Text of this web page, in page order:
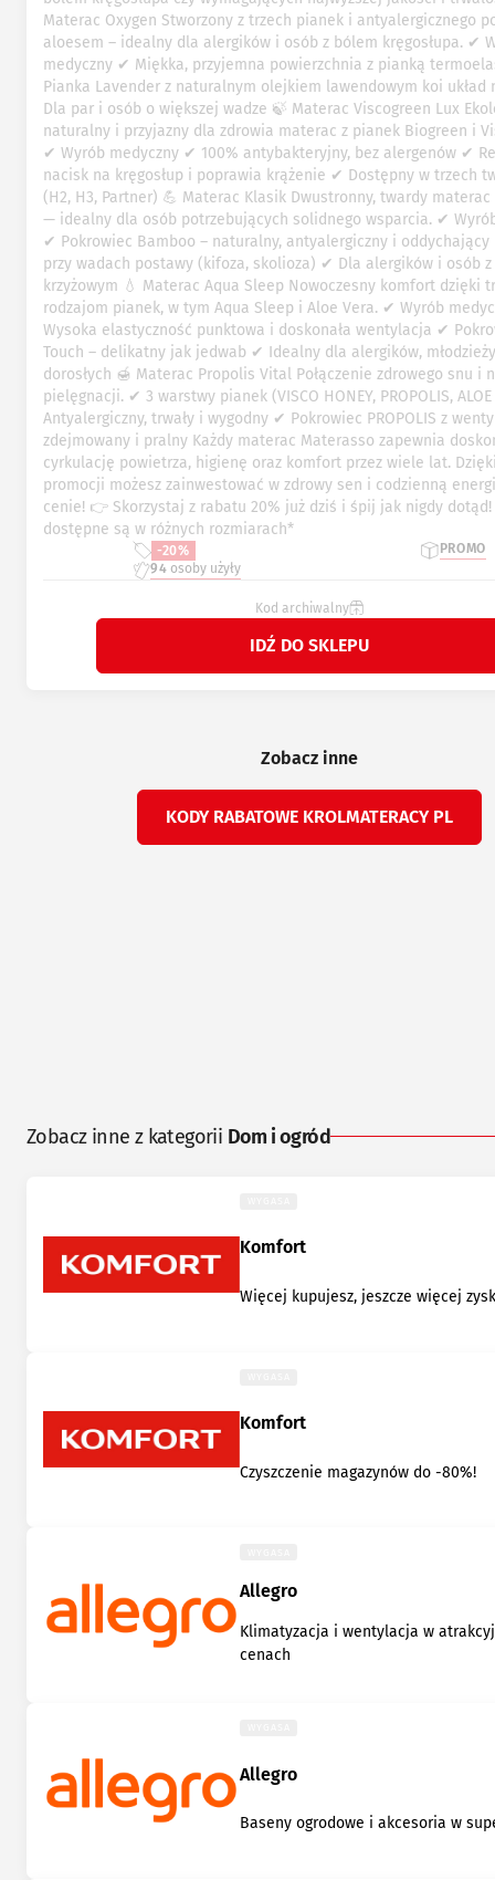
-20%
94 osoby użyły
PROMO
Kod archiwalny
IDŹ DO SKLEPU
Materac Oxygen Stworzony z trzech pianek i antyalergicznego
aloesem – idealny dla alergików i osób z bólem kręgosłupa. ✔
medyczny ✔ Miękka, przyjemna powierzchnia z pianką
Pianka Lavender z naturalnym olejkiem lawendowym koi układ
Dla par i osób o większej wadze 🍃 Materac Viscogreen Lux
naturalny i przyjazny dla zdrowia materac z pianek Biogreen i
✔ Wyrób medyczny ✔ 100% antybakteryjny, bez alergenów ✔
nacisk na kręgosłup i poprawia krążenie ✔ Dostępny w trzech
(H2, H3, Partner) 💪 Materac Klasik Dwustronny, twardy materac
— idealny dla osób potrzebujących solidnego wsparcia. ✔
✔ Pokrowiec Bamboo – naturalny, antyalergiczny i
przy wadach postawy (kifoza, skolioza) ✔ Dla alergików i osób
krzyżowym 💧 Materac Aqua Sleep Nowoczesny komfort dzięki
rodzajom pianek, w tym Aqua Sleep i Aloe Vera. ✔ Wyrób
Wysoka elastyczność punktowa i doskonała wentylacja ✔
Touch – delikatny jak jedwab ✔ Idealny dla alergików,
dorosłych 🍯 Materac Propolis Vital Połączenie zdrowego snu i
pielęgnacji. ✔ 3 warstwy pianek (VISCO HONEY, PROPOLIS,
Antyalergiczny, trwały i wygodny ✔ Pokrowiec PROPOLIS z
zdejmowany i pralny Każdy materac Materasso zapewnia
cyrkulację powietrza, higienę oraz komfort przez wiele lat.
promocji możesz zainwestować w zdrowy sen i codzienną
cenie! 👉 Skorzystaj z rabatu 20% już dziś i śpij jak nigdy
dostępne są w różnych rozmiarach*
Zobacz inne
KODY RABATOWE KROLMATERACY PL
Zobacz inne z kategorii Dom i ogród
Komfort
Więcej kupujesz, jeszcze więcej
Komfort
Czyszczenie magazynów do -80%!
Allegro
Klimatyzacja i wentylacja w
cenach
Allegro
Baseny ogrodowe i akcesoria w